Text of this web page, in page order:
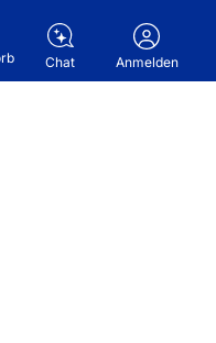
Chat Anmelden